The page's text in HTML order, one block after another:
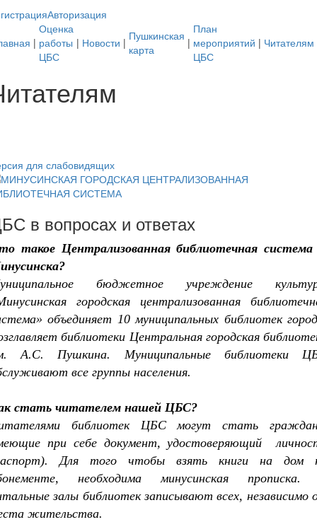
Авторизация
|
Оценка
работы
ЦБС
| Новости | Пушкинская
карта
|
План
мероприятий
ЦБС
| Читателям
для слабовидящих
в вопросах и ответах
такое Централизованная библиотечная система
бюджетное учреждение
городская централизованная
объединяет 10 муниципальных библиотек
библиотеки Центральная городская
А.С. Пушкина. Муниципальные библиотеки
все группы населения.
стать читателем нашей ЦБС?
библиотек ЦБС могут стать
при себе документ, удостоверяющий
Для того чтобы взять книги на дом
необходима минусинская
залы библиотек записывают всех, независимо
жительства.